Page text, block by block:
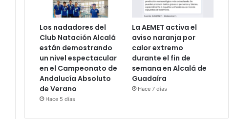
Los nadadores del
Club Natación Alcalá
están demostrando
un nivel espectacular
en el Campeonato de
Andalucía Absoluto
de Verano
Hace 5 días
La AEMET activa el
aviso naranja por
calor extremo
durante el fin de
semana en Alcalá de
Guadaíra
Hace 7 días